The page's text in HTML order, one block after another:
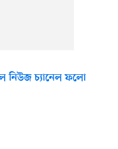
নিউজ চ্যানেল ফলো